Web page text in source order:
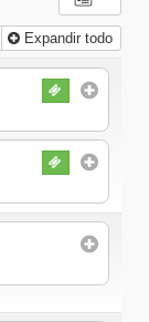
Expandir todo